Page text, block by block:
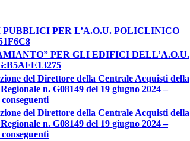
PER L’A.O.U. POLICLINICO
PER GLI EDIFICI DELL’A.O.U.
del Direttore della Centrale Acquisti della
n. G08149 del 19 giugno 2024 –
del Direttore della Centrale Acquisti della
n. G08149 del 19 giugno 2024 –